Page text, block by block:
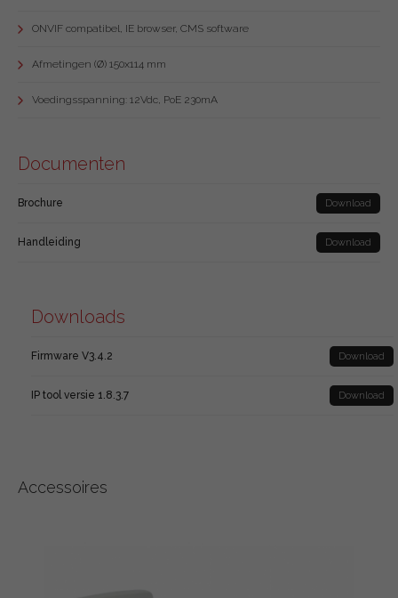
ONVIF compatibel, IE browser, CMS software
Afmetingen (Ø) 150x114 mm
Voedingsspanning: 12Vdc, PoE 230mA
Documenten
Brochure Download
Handleiding Download
Downloads
Firmware V3.4.2 Download
IP tool versie 1.8.3.7 Download
Accessoires